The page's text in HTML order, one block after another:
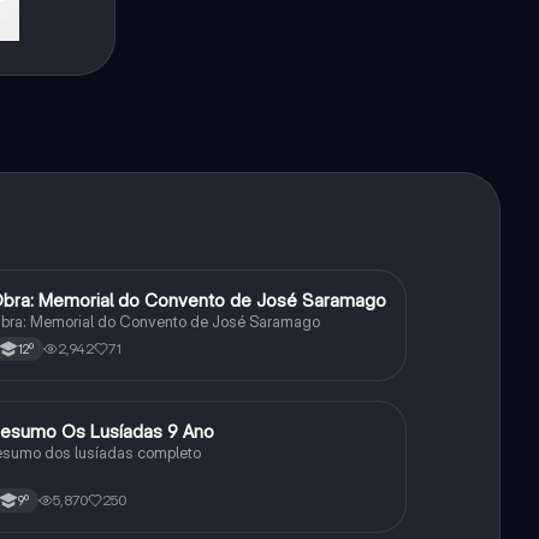
PortuguêsMemorial do Convento de José Saramago
Memorial do Convento de José Saramago
12º 2,942 71
PortuguêsOs Lusíadas 9 Ano
dos lusíadas completo
9º 5,870 250